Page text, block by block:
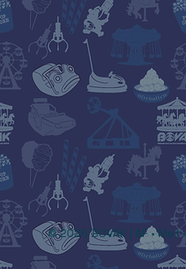
© 2026 BOVAK | AF •